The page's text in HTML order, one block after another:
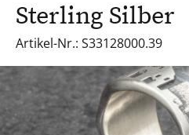
Sterling Silber
Artikel-Nr.: S33128000.39
Bildergalerie überspringen